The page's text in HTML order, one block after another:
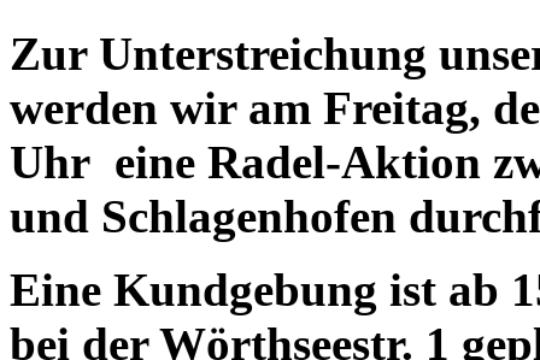
Zur Unterstreichung
werden wir am Freitag,
Uhr eine Radel-Aktion
und Schlagenhofen
Eine Kundgebung ist ab
bei der Wörthseestr. 1